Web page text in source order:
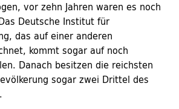
vor zehn Jahren waren es noch
Deutsche Institut für
das auf einer anderen
kommt sogar auf noch
Danach besitzen die reichsten
sogar zwei Drittel des